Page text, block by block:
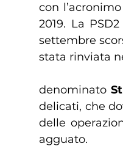
con
2019. La
settembre
stata rinviata
denominato
delicati, che
delle
agguato.